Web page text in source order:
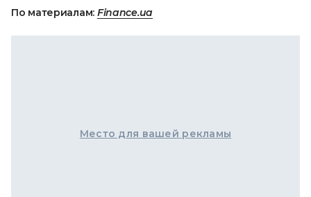
По материалам: Finance.ua
Место для вашей рекламы